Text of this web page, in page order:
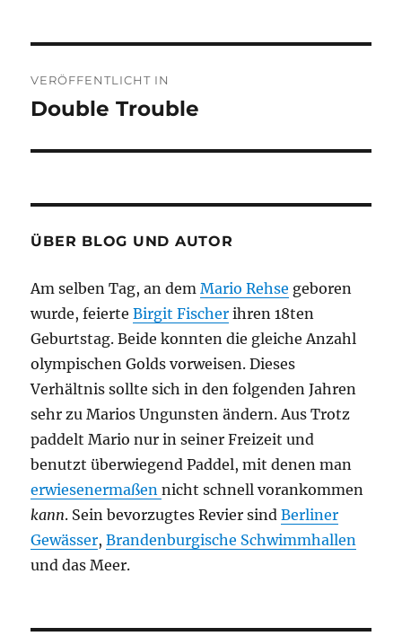
VERÖFFENTLICHT IN
Double Trouble
ÜBER BLOG UND AUTOR
Am selben Tag, an demMario Rehse geboren
wurde, feierteBirgit Fischer ihren 18ten
Geburtstag. Beide konnten die gleiche Anzahl
olympischen Golds vorweisen. Dieses
Verhältnis sollte sich in den folgenden Jahren
sehr zu Marios Ungunsten ändern. Aus Trotz
paddelt Mario nur in seiner Freizeit und
benutzt überwiegend Paddel, mit denen man
erwiesenermaßennicht schnell vorankommen
kann. Sein bevorzugtes Revier sindBerliner
Gewässer,Brandenburgische Schwimmhallen
und das Meer.